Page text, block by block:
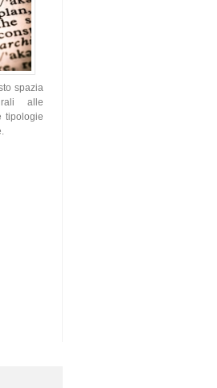
spazia
alle
tipologie